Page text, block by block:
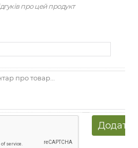
про цей продукт